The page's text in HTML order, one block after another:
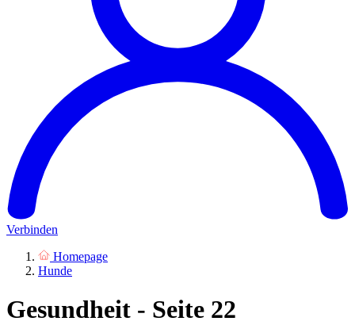
Verbinden
Homepage
Hunde
Gesundheit - Seite 22